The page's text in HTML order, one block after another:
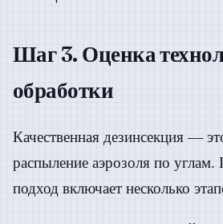
Шаг 3. Оценка
обработки
Качественная дезинсекция —
распыление аэрозоля по
подход включает несколько